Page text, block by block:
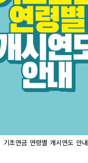
기초연금 연령별 개시연도 안내